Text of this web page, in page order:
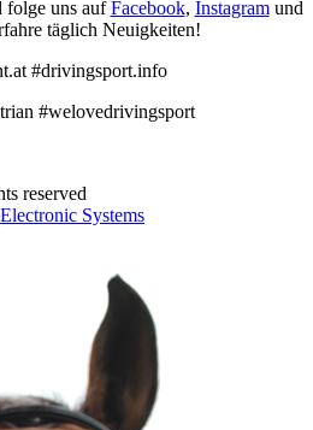
folge uns aufFacebook, Instagramund
täglich Neuigkeiten!
#drivingsport.info
#welovedrivingsport
reserved
Systems